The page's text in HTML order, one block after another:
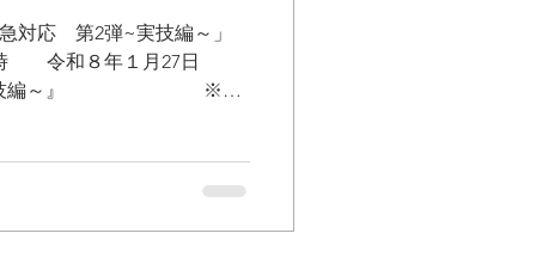
町 みらい健康課 電話
対応 第2弾~実技編～」
令和８年１月27日
2弾~実技編～』 ※動
〆切 令和８年１月23
問い合わせ先】紀宝